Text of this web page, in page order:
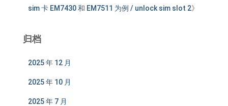
sim 卡 EM7430 和 EM7511 为例 / unlock sim slot 2》
归档
2025 年 12 月
2025 年 10 月
2025 年 7 月